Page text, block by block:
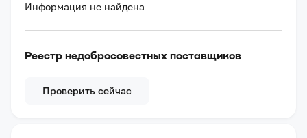
Информация не найдена
Реестр недобросовестных поставщиков
Проверить сейчас